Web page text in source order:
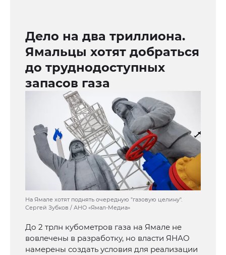
Дело на два триллиона.
Ямальцы хотят добраться
до труднодоступных
запасов газа
На Ямале хотят поднять очередную "газовую целину".
Сергей Зубков / АНО «Ямал-Медиа»
До 2 трлн кубометров газа на Ямале не
вовлечены в разработку, но власти ЯНАО
намерены создать условия для реализации